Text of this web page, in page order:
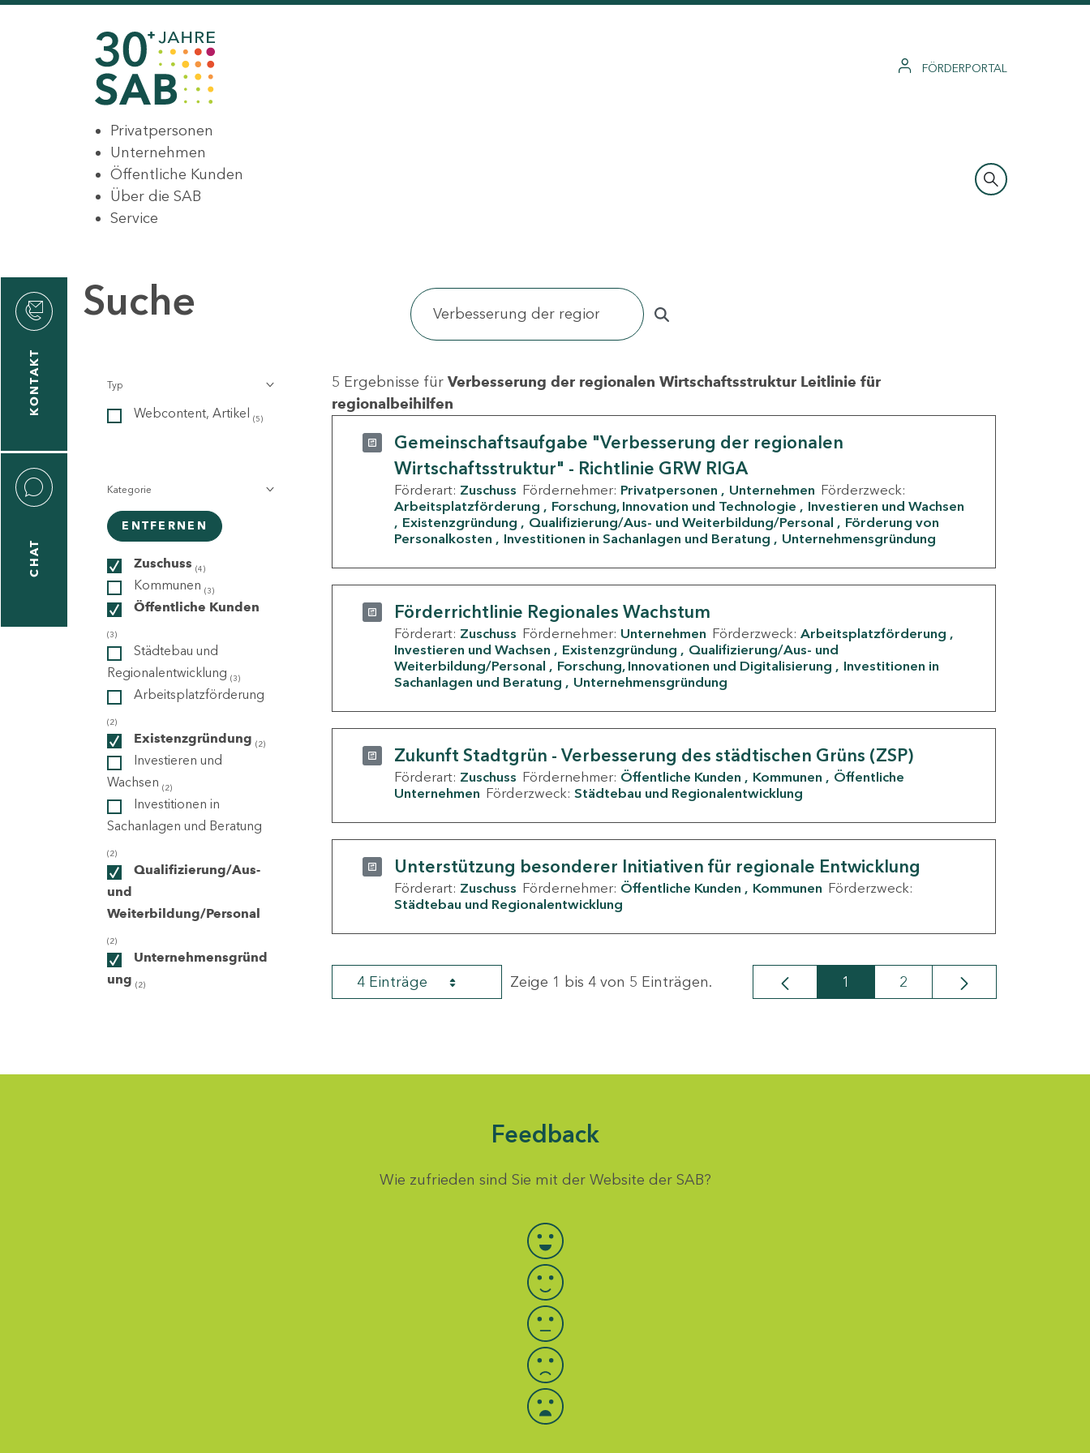
FÖRDERPORTAL
Privatpersonen
Unternehmen
Öffentliche Kunden
Über die SAB
Service
KONTAKT
CHAT
Suche
Typ
Webcontent, Artikel (5)
Kategorie
ENTFERNEN
Zuschuss (4)
Kommunen (3)
Öffentliche Kunden
(3)
Städtebau und
Regionalentwicklung (3)
Arbeitsplatzförderung
(2)
Existenzgründung (2)
Investieren und
Wachsen (2)
Investitionen in
Sachanlagen und Beratung
(2)
Qualifizierung/Aus-
und
Weiterbildung/Personal
(2)
Unternehmensgründ
ung (2)
5 Ergebnisse für Verbesserung der regionalen Wirtschaftsstruktur Leitlinie für
regionalbeihilfen
Gemeinschaftsaufgabe "Verbesserung der regionalen
Wirtschaftsstruktur" - Richtlinie GRW RIGA
Förderart: Zuschuss Fördernehmer: Privatpersonen Unternehmen Förderzweck:
Arbeitsplatzförderung
Forschung, Innovation und Technologie
Investieren und Wachsen
Existenzgründung
Qualifizierung/Aus- und Weiterbildung/Personal
Förderung von
Personalkosten
Investitionen in Sachanlagen und Beratung Unternehmensgründung
Förderrichtlinie Regionales Wachstum
Förderart: Zuschuss Fördernehmer: Unternehmen Förderzweck: Arbeitsplatzförderung
Investieren und Wachsen
Existenzgründung
Qualifizierung/Aus- und
Weiterbildung/Personal
Forschung, Innovationen und Digitalisierung
Investitionen in
Sachanlagen und Beratung
Unternehmensgründung
Zukunft Stadtgrün - Verbesserung des städtischen Grüns (ZSP)
Förderart: Zuschuss Fördernehmer: Öffentliche Kunden Kommunen
Öffentliche
Unternehmen Förderzweck: Städtebau und Regionalentwicklung
Unterstützung besonderer Initiativen für regionale Entwicklung
Förderart: Zuschuss Fördernehmer: Öffentliche Kunden Kommunen Förderzweck:
Städtebau und Regionalentwicklung
4 Einträge Zeige 1 bis 4 von 5 Einträgen. Seite
1 Seite
2
Feedback
Wie zufrieden sind Sie mit der Website der SAB?
Bewertung auswählen